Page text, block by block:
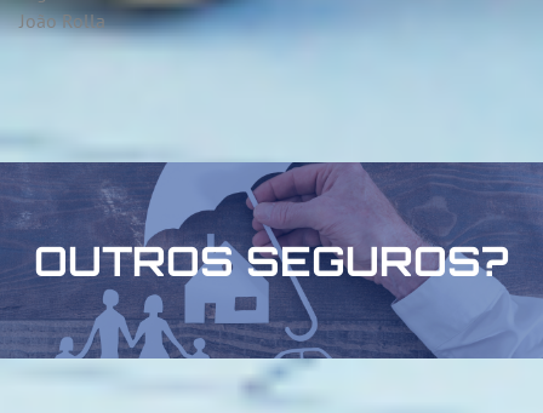
João Rolla
OUTROS SEGUROS?